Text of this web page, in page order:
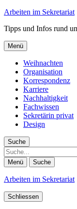
Arbeiten im Sekretariat
Tipps und Infos rund
Menü
Weihnachten
Organisation
Korrespondenz
Karriere
Nachhaltigkeit
Fachwissen
Sekretärin privat
Design
Suche
Suche
Menü Suche
Arbeiten im Sekretariat
Schliessen